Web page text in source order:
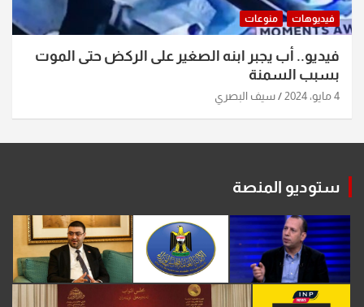
فيديوهات منوعات
فيديو.. أب يجبر ابنه الصغير على الركض حتى الموت
بسبب السمنة
4 مايو، 2024 سيف البصري
ستوديو المنصة